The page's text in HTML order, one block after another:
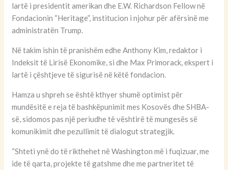
lartë i presidentit amerikan dhe E.W. Richardson Fellow në
Fondacionin “Heritage”, institucion i njohur për afërsinë me
administratën Trump.
Në takim ishin të pranishëm edhe Anthony Kim, redaktor i
Indeksit të Lirisë Ekonomike, si dhe Max Primorack, ekspert i
lartë i çështjeve të sigurisë në këtë fondacion.
Hamza u shpreh se është kthyer shumë optimist për
mundësitë e reja të bashkëpunimit mes Kosovës dhe SHBA-
së, sidomos pas një periudhe të vështirë të mungesës së
komunikimit dhe pezullimit të dialogut strategjik.
“Shteti ynë do të rikthehet në Washington më i fuqizuar, me
ide të qarta, projekte të gatshme dhe me partneritet të